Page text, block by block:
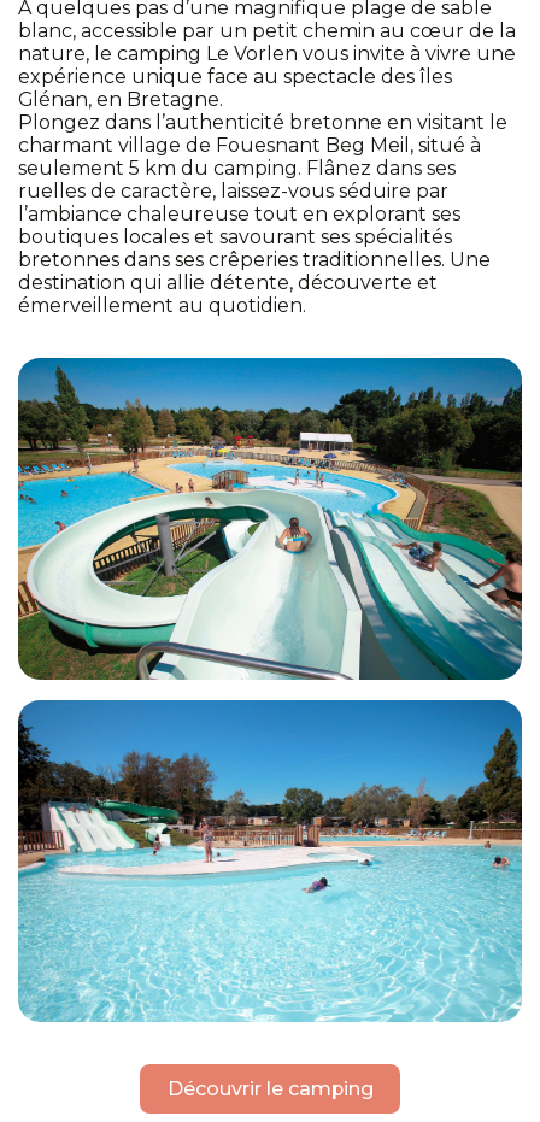
À quelques pas d’une magnifique plage de sable
blanc, accessible par un petit chemin au cœur de la
nature, le camping Le Vorlen vous invite à vivre une
expérience unique face au spectacle des îles
Glénan, en Bretagne.
Plongez dans l’authenticité bretonne en visitant le
charmant village de Fouesnant Beg Meil, situé à
seulement 5 km du camping. Flânez dans ses
ruelles de caractère, laissez-vous séduire par
l’ambiance chaleureuse tout en explorant ses
boutiques locales et savourant ses spécialités
bretonnes dans ses crêperies traditionnelles. Une
destination qui allie détente, découverte et
émerveillement au quotidien.
Découvrir le camping